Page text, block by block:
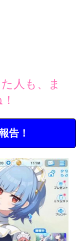
人も、ま
告！